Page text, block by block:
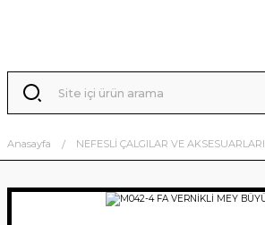
Anasayfa NEFESLİ ÇALGILAR VE AKSESUARLARI